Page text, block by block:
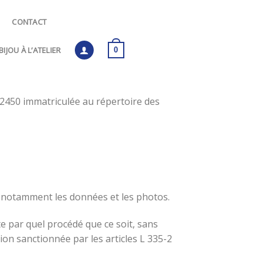
CONTACT
À L’ATELIER 0
immatriculée au répertoire des
les données et les photos.
quel procédé que ce soit, sans
sanctionnée par les articles L 335-2